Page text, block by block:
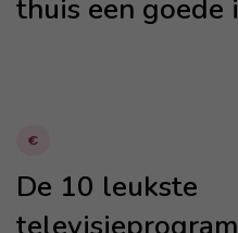
thuis een goede
€
De 10 leukste